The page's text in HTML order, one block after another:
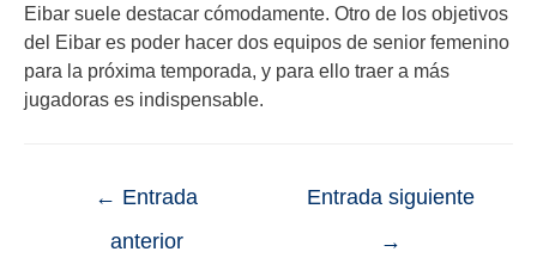
Eibar suele destacar cómodamente. Otro de los objetivos
del Eibar es poder hacer dos equipos de senior femenino
para la próxima temporada, y para ello traer a más
jugadoras es indispensable.
← Entrada
anterior
Entrada siguiente
→